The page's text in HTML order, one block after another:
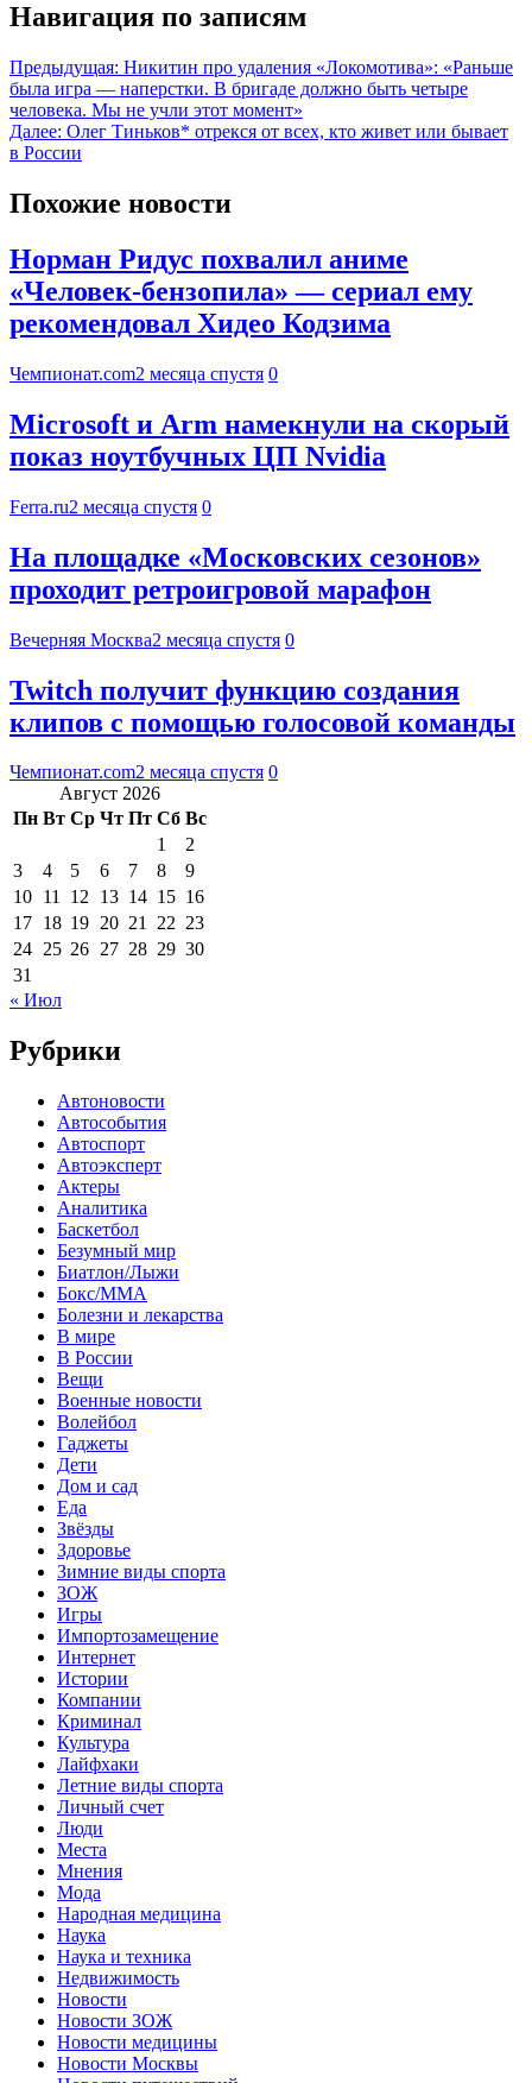
Навигация по записям
Предыдущая: Никитин про удаления «Локомотива»: «Раньше
была игра — наперстки. В бригаде должно быть четыре
человека. Мы не учли этот момент»
Далее: Олег Тиньков* отрекся от всех, кто живет или бывает
в России
Похожие новости
Норман Ридус похвалил аниме
«Человек-бензопила» — сериал ему
рекомендовал Хидео Кодзима
Чемпионат.com2 месяца спустя 0
Microsoft и Arm намекнули на скорый
показ ноутбучных ЦП Nvidia
Ferra.ru2 месяца спустя 0
На площадке «Московских сезонов»
проходит ретроигровой марафон
Вечерняя Москва2 месяца спустя 0
Twitch получит функцию создания
клипов с помощью голосовой команды
Чемпионат.com2 месяца спустя 0
Август 2026
Пн Вт Ср Чт Пт Сб Вс
1
2
3
4 5 6 7 8
9
10 11 12 13 14 15 16
17 18 19 20 21 22 23
24 25 26 27 28 29 30
31
« Июл
Рубрики
Автоновости
Автособытия
Автоспорт
Автоэксперт
Актеры
Аналитика
Баскетбол
Безумный мир
Биатлон/Лыжи
Бокс/MMA
Болезни и лекарства
В мире
В России
Вещи
Военные новости
Волейбол
Гаджеты
Дети
Дом и сад
Еда
Звёзды
Здоровье
Зимние виды спорта
ЗОЖ
Игры
Импортозамещение
Интернет
Истории
Компании
Криминал
Культура
Лайфхаки
Летние виды спорта
Личный счет
Люди
Места
Мнения
Мода
Народная медицина
Наука
Наука и техника
Недвижимость
Новости
Новости ЗОЖ
Новости медицины
Новости Москвы